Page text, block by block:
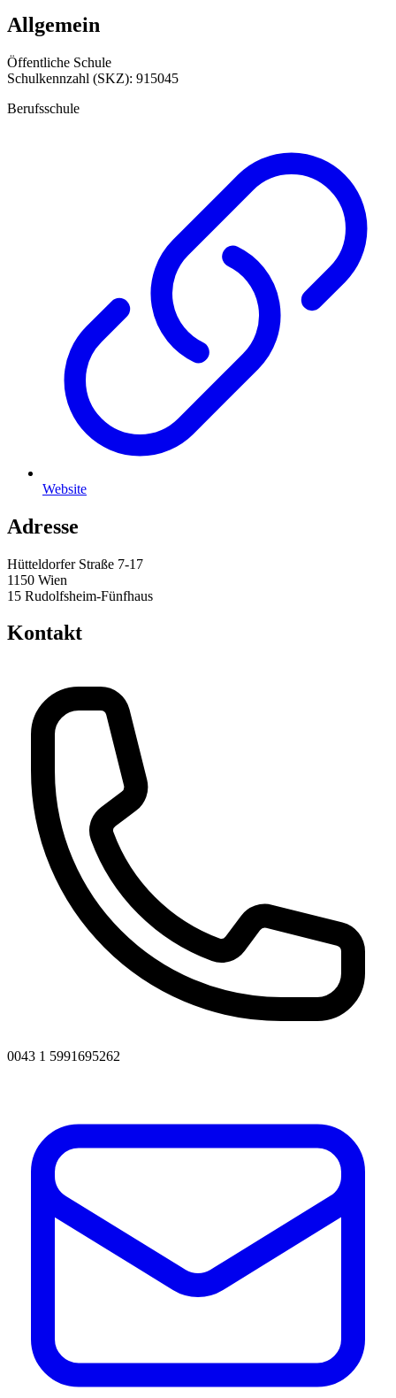
Allgemein
Öffentliche Schule
Schulkennzahl (SKZ): 915045
Berufsschule
Website
Adresse
Hütteldorfer Straße 7-17
1150 Wien
15 Rudolfsheim-Fünfhaus
Kontakt
0043 1 5991695262